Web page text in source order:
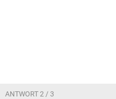
ANTWORT 2 / 3